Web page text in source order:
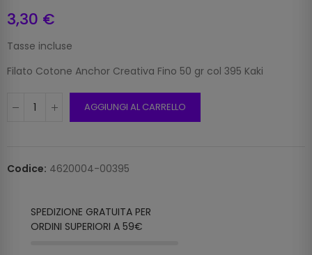
3,30 €
Tasse incluse
Filato Cotone Anchor Creativa Fino 50 gr col 395 Kaki
AGGIUNGI AL CARRELLO
Codice: 4620004-00395
SPEDIZIONE GRATUITA PER
ORDINI SUPERIORI A 59€